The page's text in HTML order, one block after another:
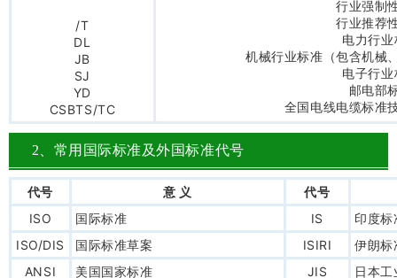
/T
DL
JB
SJ
YD
CSBTS/TC
行业强制
行业推荐
电力行业
机械行业标准（包含机械
电子行业
邮电部
全国电线电缆标准
2、常用国际标准及外国标准代号
代号 意 义
代号
ISO
国际标准 IS
印度标
ISO/DIS
国际标准草案 ISIRI
伊朗标
ANSI
美国国家标准 JIS
日本